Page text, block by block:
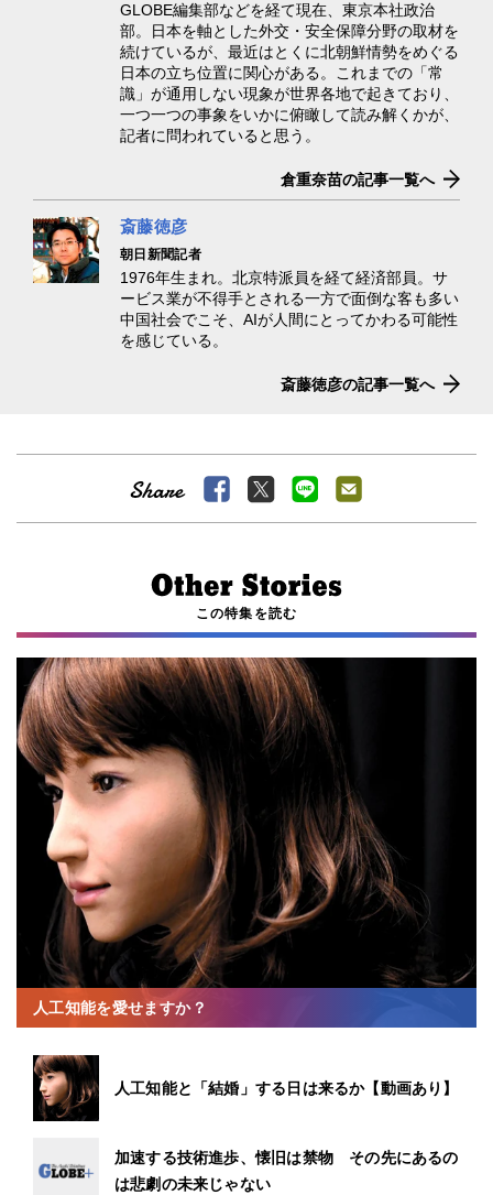
GLOBE編集部などを経て現在、東京本社政治
部。日本を軸とした外交・安全保障分野の取材を
続けているが、最近はとくに北朝鮮情勢をめぐる
日本の立ち位置に関心がある。これまでの「常
識」が通用しない現象が世界各地で起きており、
一つ一つの事象をいかに俯瞰して読み解くかが、
記者に問われていると思う。
倉重奈苗の記事一覧へ
斎藤徳彦
朝日新聞記者
1976年生まれ。北京特派員を経て経済部員。サ
ービス業が不得手とされる一方で面倒な客も多い
中国社会でこそ、AIが人間にとってかわる可能性
を感じている。
斎藤徳彦の記事一覧へ
この特集を読む
人工知能を愛せますか？
人工知能と「結婚」する日は来るか【動画あり】
加速する技術進歩、懐旧は禁物 その先にあるの
は悲劇の未来じゃない